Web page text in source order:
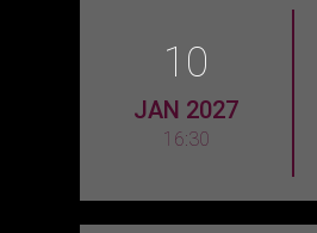
10
JAN 2027
16:30